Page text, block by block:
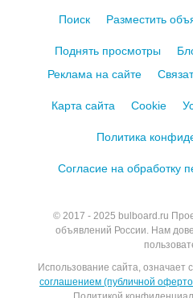
© 2017 - 2025 bulboard.ru
объявлений России. Нам
Использование сайта, означает
соглашением (публичной
Поиск Разместить
Поднять просмотры
Реклама на сайте
Карта сайта Cookie
Политика
Согласие на обработку